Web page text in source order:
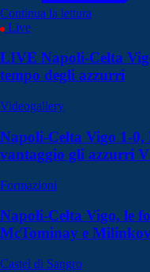
Continua la lettura
Live
LIVE Napoli-Celta
tempo degli azzurri
Videogallery
Napoli-Celta Vigo 1-
vantaggio gli azzurri
Formazioni
Napoli-Celta Vigo, le
McTominay e
Castel di Sangro